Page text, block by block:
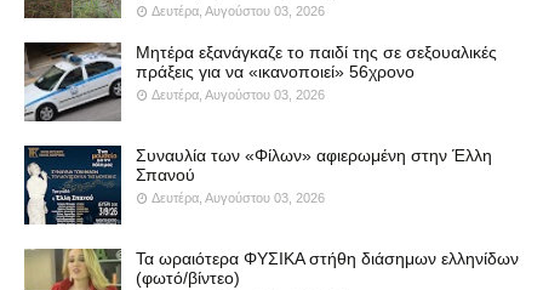
Δευτέρα, Αυγούστου 03, 2026
Μητέρα εξανάγκαζε το παιδί της σε σεξουαλικές
πράξεις για να «ικανοποιεί» 56χρονο
Δευτέρα, Αυγούστου 03, 2026
Συναυλία των «Φίλων» αφιερωμένη στην Έλλη
Σπανού
Δευτέρα, Αυγούστου 03, 2026
Τα ωραιότερα ΦΥΣΙΚΑ στήθη διάσημων ελληνίδων
(φωτό/βίντεο)